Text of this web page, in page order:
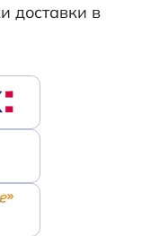
доставки в